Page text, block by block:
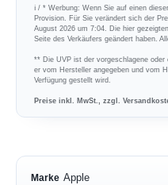
ℹ︎ / * Werbung: Wenn Sie auf einen
Provision. Für Sie verändert sich der
August 2026 um 7:04. Die hier
Seite des Verkäufers geändert haben.
** Die UVP ist der vorgeschlagene
er vom Hersteller angegeben und vom
Verfügung gestellt wird.
Preise inkl. MwSt., zzgl.
Marke Apple